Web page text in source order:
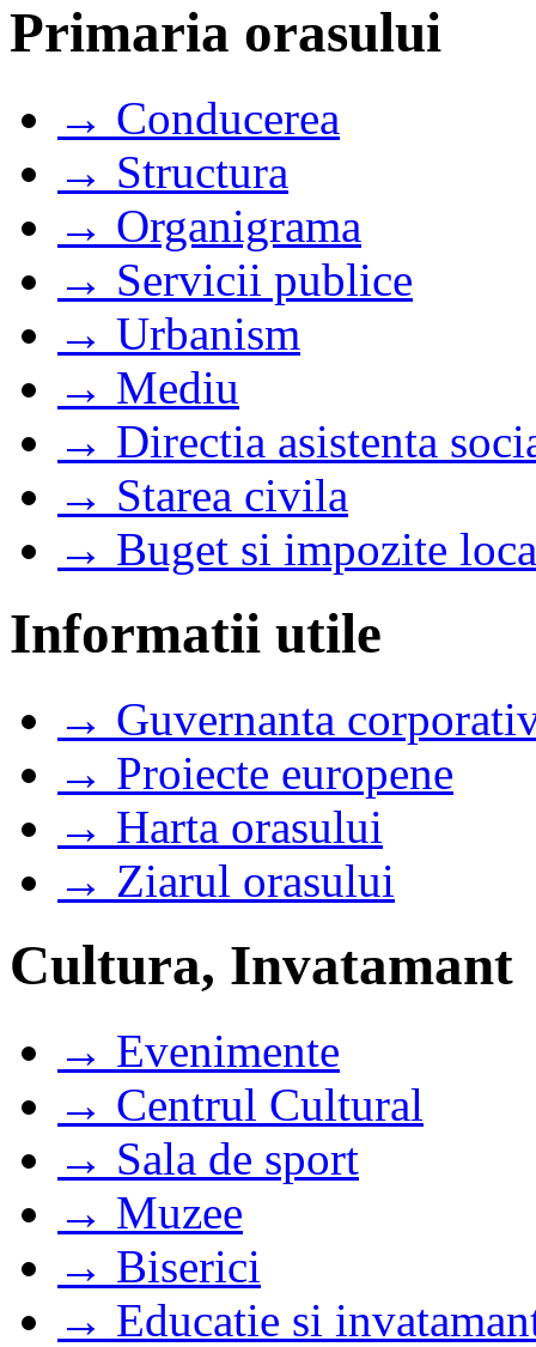
Primaria orasului
→ Conducerea
→ Structura
→ Organigrama
→ Servicii publice
→ Urbanism
→ Mediu
→ Directia asistenta
→ Starea civila
→ Buget si impozite
Informatii utile
→ Guvernanta
→ Proiecte europene
→ Harta orasului
→ Ziarul orasului
Cultura, Invatamant
→ Evenimente
→ Centrul Cultural
→ Sala de sport
→ Muzee
→ Biserici
→ Educatie si